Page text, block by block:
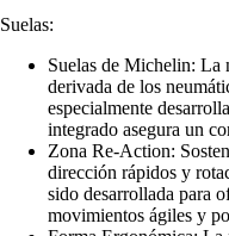
Suelas:
Suelas de Michelin: La
derivada de los
especialmente
integrado asegura un
Zona Re-Action:
dirección rápidos y
sido desarrollada para
movimientos ágiles y